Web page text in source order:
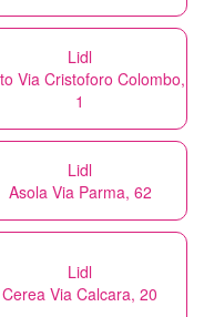
Lidl
Via Cristoforo Colombo,
1
Lidl
Asola Via Parma, 62
Lidl
Cerea Via Calcara, 20